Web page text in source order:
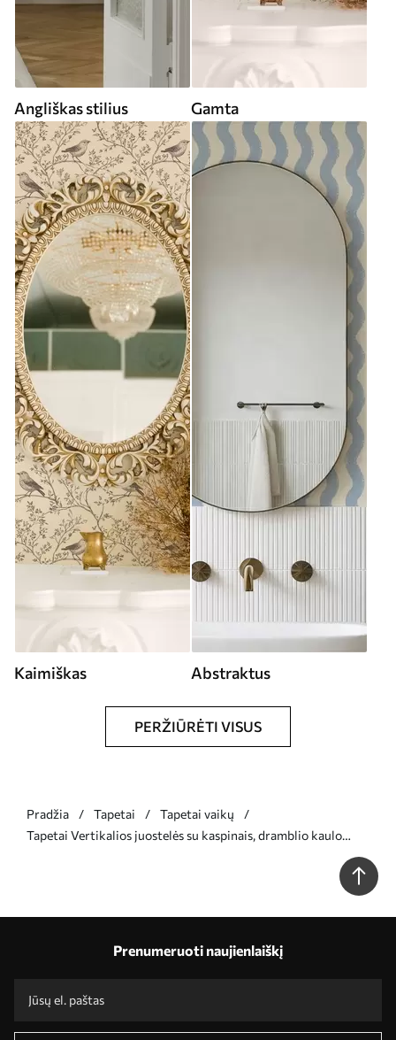
Angliškas stilius Gamta
Kaimiškas Abstraktus
PERŽIŪRĖTI VISUS
Pradžia Tapetai
Tapetai vaikų
Tapetai Vertikalios juostelės su kaspinais, dramblio kaulo
Prenumeruoti naujienlaiškį